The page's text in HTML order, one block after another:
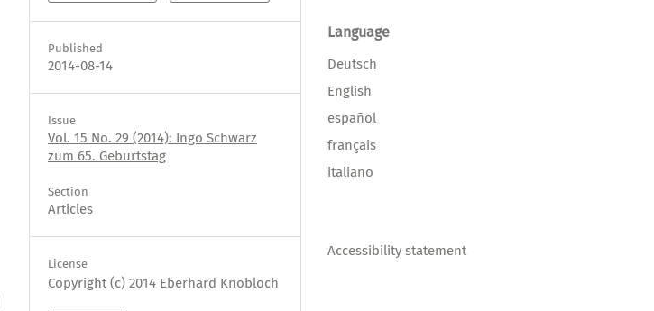
Published
2014-08-14
Issue
Vol. 15 No. 29 (2014): Ingo Schwarz
zum 65. Geburtstag
Section
Articles
License
Copyright (c) 2014 Eberhard Knobloch
Language
Deutsch
English
español
français
italiano
Accessibility statement